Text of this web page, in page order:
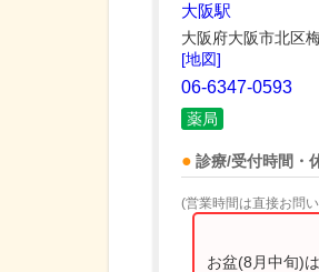
大阪駅
大阪府大阪市北区
[地図]
06-6347-0593
薬局
診療/受付時間・
(営業時間は直接お問
お盆(8月中旬)